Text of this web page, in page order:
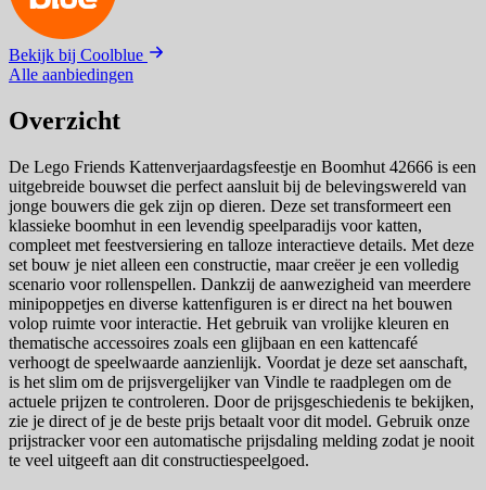
Bekijk bij Coolblue
Alle aanbiedingen
Overzicht
De Lego Friends Kattenverjaardagsfeestje en Boomhut 42666 is een
uitgebreide bouwset die perfect aansluit bij de belevingswereld van
jonge bouwers die gek zijn op dieren. Deze set transformeert een
klassieke boomhut in een levendig speelparadijs voor katten,
compleet met feestversiering en talloze interactieve details. Met deze
set bouw je niet alleen een constructie, maar creëer je een volledig
scenario voor rollenspellen. Dankzij de aanwezigheid van meerdere
minipoppetjes en diverse kattenfiguren is er direct na het bouwen
volop ruimte voor interactie. Het gebruik van vrolijke kleuren en
thematische accessoires zoals een glijbaan en een kattencafé
verhoogt de speelwaarde aanzienlijk. Voordat je deze set aanschaft,
is het slim om de prijsvergelijker van Vindle te raadplegen om de
actuele prijzen te controleren. Door de prijsgeschiedenis te bekijken,
zie je direct of je de beste prijs betaalt voor dit model. Gebruik onze
prijstracker voor een automatische prijsdaling melding zodat je nooit
te veel uitgeeft aan dit constructiespeelgoed.